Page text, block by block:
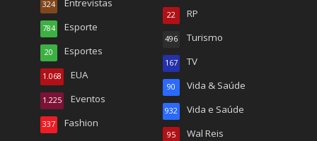
Entrevistas
324
Esporte
784
Esportes
20
EUA
1.068
Eventos
1.225
Fashion
337
RP
22
Turismo
496
TV
167
Vida & Saúde
90
Vida e Saúde
932
Wal Reis
95